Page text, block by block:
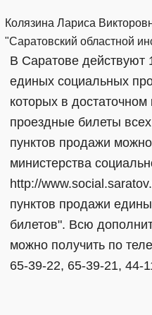
Колязина Лариса
"Саратовский областной
В Саратове действуют
единых социальных
которых в
проездные билеты
пунктов продажи
министерства
http://
пунктов продажи
билетов". Всю
можно получить по
65-39-22, 65-39-21, 44-